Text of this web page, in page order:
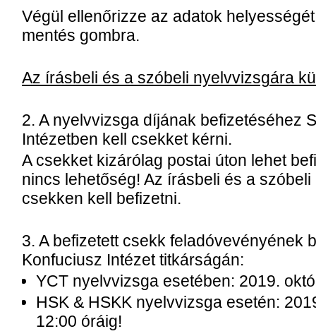
Végül ellenőrizze az adatok
mentés gombra.
Az írásbeli és a szóbeli nyelvvizsgára
2. A nyelvvizsga díjának befizetéséhez
Intézetben kell csekket kérni.
A csekket kizárólag postai úton lehet
nincs lehetőség! Az írásbeli és a
csekken kell befizetni.
3. A befizetett csekk feladóvevényének
Konfuciusz Intézet titkárságán:
YCT nyelvvizsga esetében: 2019.
HSK & HSKK nyelvvizsga esetén:
12:00 óráig!